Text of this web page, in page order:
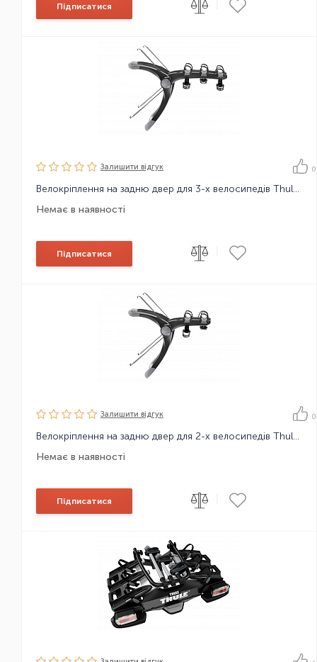
Підписатися
Залишити вiдгук 0
Велокріплення на задню двер для 3-х велосипедів Thule RaceWay 992
Немає в наявності
Підписатися
Залишити вiдгук 0
Велокріплення на задню двер для 2-х велосипедів Thule RaceWay 991
Немає в наявності
Підписатися